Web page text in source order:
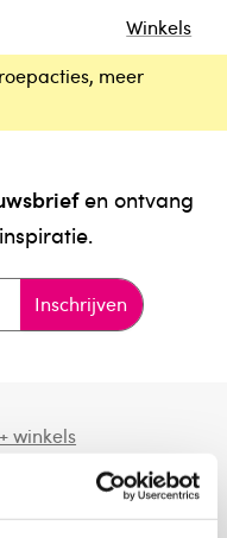
Winkels
meer
en ontvang
Inschrijven
winkels